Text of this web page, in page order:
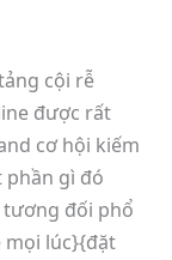
cội rễ
được rất
cơ hội kiếm
phần gì đó
đối phổ
mọi lúc}{đặt